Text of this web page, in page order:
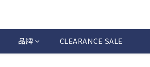
品牌 CLEARANCE SALE